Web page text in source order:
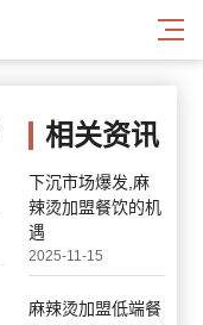
相关资讯
下沉市场爆发,麻
辣烫加盟餐饮的机
遇
2025-11-15
麻辣烫加盟低端餐